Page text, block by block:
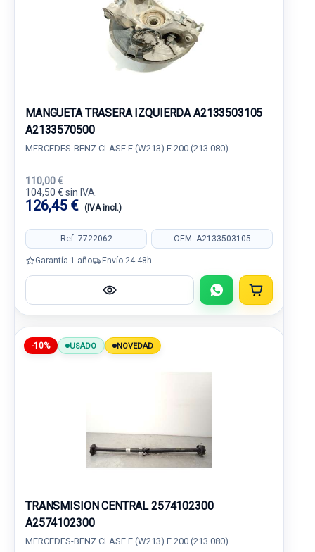
MANGUETA TRASERA IZQUIERDA A2133503105
A2133570500
MERCEDES-BENZ CLASE E (W213) E 200 (213.080)
110,00 €
104,50 € sin IVA.
126,45 € (IVA incl.)
Ref: 7722062 OEM: A2133503105
Garantía 1 año Envío 24-48h
-10% USADO NOVEDAD
TRANSMISION CENTRAL 2574102300
A2574102300
MERCEDES-BENZ CLASE E (W213) E 200 (213.080)